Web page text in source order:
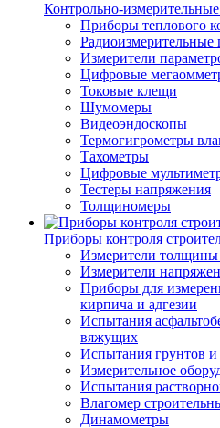
Контрольно-
Приборы теплового
Радиоизмерительные
Измерители
Цифровые
Токовые клещи
Шумомеры
Видеоэндоскопы
Термогигрометры
Тахометры
Цифровые
Тестеры напряжения
Толщиномеры
Приборы контроля
Измерители толщины
Измерители
Приборы для
кирпича и адгезии
Испытания
вяжущих
Испытания грунтов
Измерительное
Испытания
Влагомер
Динамометры